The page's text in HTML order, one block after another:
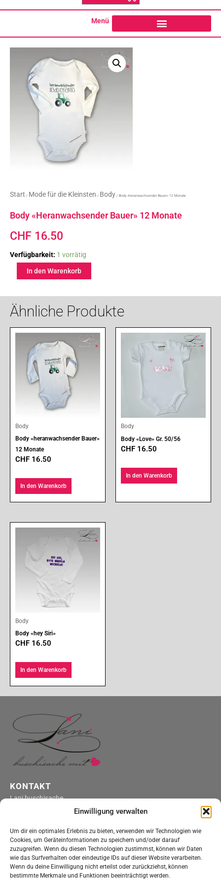
Einwilligung verwalten
Um dir ein optimales Erlebnis zu bieten, verwenden wir Technologien wie
Cookies, um Geräteinformationen zu speichern und/oder darauf
zuzugreifen. Wenn du diesen Technologien zustimmst, können wir Daten
wie das Surfverhalten oder eindeutige IDs auf dieser Website verarbeiten.
Wenn du deine Einwilligung nicht erteilst oder zurückziehst, können
bestimmte Merkmale und Funktionen beeinträchtigt werden.
o
f
r
Menü
Start / Mode für die Kleinsten / Body / Body «heranwachsender Bauer» 12 Monate
Body «heranwachsender Bauer» 12 Monate
CHF 16.50
Verfügbarkeit: 1 vorrätig
Body
«heranwachsender
Bauer»
Menge
In den Warenkorb
Ähnliche Produkte
Body
Body «heranwachsender Bauer»
12 Monate
CHF 16.50
In den Warenkorb
Body
Body «Love» Gr. 50/56
CHF 16.50
In den Warenkorb
Body
Body «hey Siri»
CHF 16.50
In den Warenkorb
KONTAKT
Lani buschisache
kontakt@lani-buschisache.ch
ÖFFNUNGSZEITEN
Montag bis Freitag
nach telefonischer Vereinbarung
Onlineshop
Einkaufen rund um die Uhr